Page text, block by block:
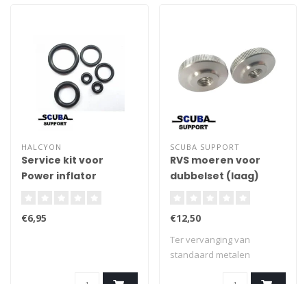
HALCYON
Service kit voor
Power inflator
€6,95
SCUBA SUPPORT
RVS moeren voor
dubbelset (laag)
€12,50
Ter vervanging van
standaard metalen
vleugelmoeren op dubbel..